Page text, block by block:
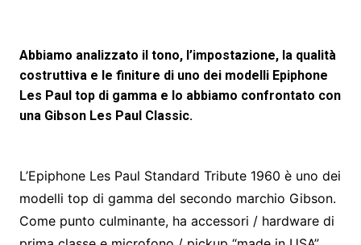
Abbiamo analizzato il tono, l’impostazione, la qualità
costruttiva e le finiture di uno dei modelli Epiphone
Les Paul top di gamma e lo abbiamo confrontato con
una Gibson Les Paul Classic.
L’Epiphone Les Paul Standard Tribute 1960 è uno dei
modelli top di gamma del secondo marchio Gibson.
Come punto culminante, ha accessori / hardware di